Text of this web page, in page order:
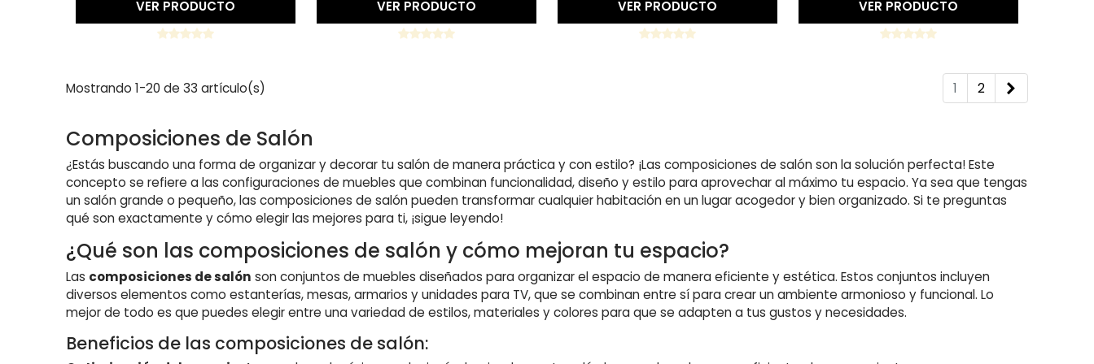
VER PRODUCTO
VER PRODUCTO VER PRODUCTO VER PRODUCTO
Mostrando 1-20 de 33 artículo(s) 1 2
Composiciones de Salón
¿Estás buscando una forma de organizar y decorar tu salón de manera práctica y con estilo? ¡Las composiciones de salón son la solución perfecta! Este
concepto se refiere a las configuraciones de muebles que combinan funcionalidad, diseño y estilo para aprovechar al máximo tu espacio. Ya sea que tengas
un salón grande o pequeño, las composiciones de salón pueden transformar cualquier habitación en un lugar acogedor y bien organizado. Si te preguntas
qué son exactamente y cómo elegir las mejores para ti, ¡sigue leyendo!
¿Qué son las composiciones de salón y cómo mejoran tu espacio?
Las composiciones de salón son conjuntos de muebles diseñados para organizar el espacio de manera eficiente y estética. Estos conjuntos incluyen
diversos elementos como estanterías, mesas, armarios y unidades para TV, que se combinan entre sí para crear un ambiente armonioso y funcional. Lo
mejor de todo es que puedes elegir entre una variedad de estilos, materiales y colores para que se adapten a tus gustos y necesidades.
Beneficios de las composiciones de salón: